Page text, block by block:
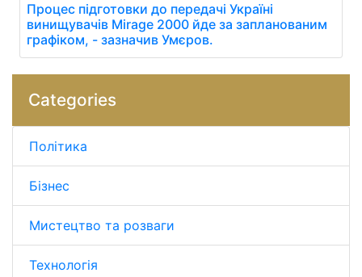
Процес підготовки до передачі Україні
винищувачів Mirage 2000 йде за запланованим
графіком, - зазначив Умєров.
Categories
Політика
Бізнес
Мистецтво та розваги
Технологія